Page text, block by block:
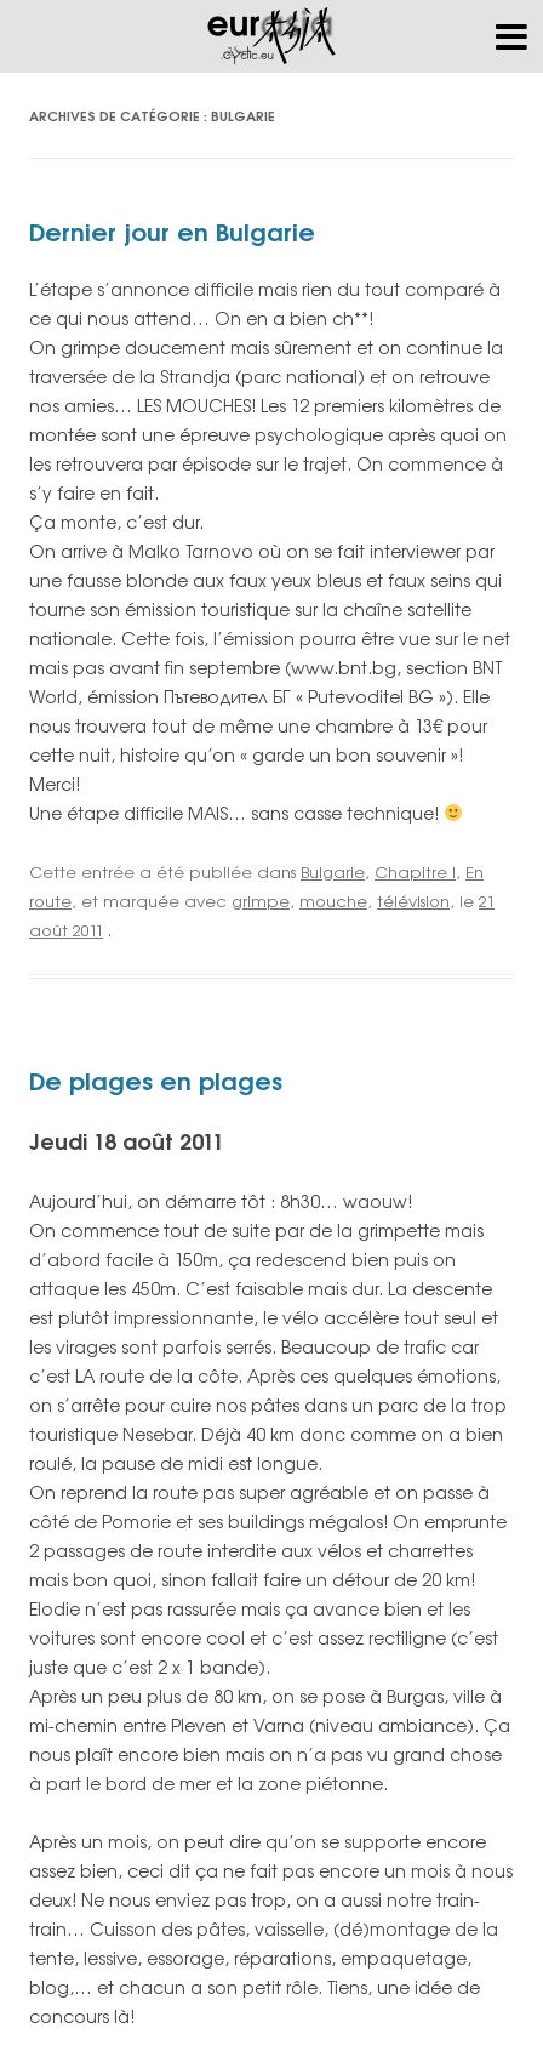
ARCHIVES DE CATÉGORIE : BULGARIE
Dernier jour en Bulgarie
L’étape s’annonce difficile mais rien du tout comparé à
ce qui nous attend… On en a bien ch**!
On grimpe doucement mais sûrement et on continue la
traversée de la Strandja (parc national) et on retrouve
nos amies… LES MOUCHES! Les 12 premiers kilomètres de
montée sont une épreuve psychologique après quoi on
les retrouvera par épisode sur le trajet. On commence à
s’y faire en fait.
Ça monte, c’est dur.
On arrive à Malko Tarnovo où on se fait interviewer par
une fausse blonde aux faux yeux bleus et faux seins qui
tourne son émission touristique sur la chaîne satellite
nationale. Cette fois, l’émission pourra être vue sur le net
mais pas avant fin septembre (www.bnt.bg, section BNT
World, émission Пътеводител БГ « Putevoditel BG »). Elle
nous trouvera tout de même une chambre à 13€ pour
cette nuit, histoire qu’on « garde un bon souvenir »!
Merci!
Une étape difficile MAIS… sans casse technique!
Cette entrée a été publiée dans Bulgarie, Chapitre I, En
route, et marquée avec grimpe, mouche, télévision, le 21
août 2011 .
De plages en plages
Jeudi 18 août 2011
Aujourd’hui, on démarre tôt : 8h30… waouw!
On commence tout de suite par de la grimpette mais
d’abord facile à 150m, ça redescend bien puis on
attaque les 450m. C’est faisable mais dur. La descente
est plutôt impressionnante, le vélo accélère tout seul et
les virages sont parfois serrés. Beaucoup de trafic car
c’est LA route de la côte. Après ces quelques émotions,
on s’arrête pour cuire nos pâtes dans un parc de la trop
touristique Nesebar. Déjà 40 km donc comme on a bien
roulé, la pause de midi est longue.
On reprend la route pas super agréable et on passe à
côté de Pomorie et ses buildings mégalos! On emprunte
2 passages de route interdite aux vélos et charrettes
mais bon quoi, sinon fallait faire un détour de 20 km!
Elodie n’est pas rassurée mais ça avance bien et les
voitures sont encore cool et c’est assez rectiligne (c’est
juste que c’est 2 x 1 bande).
Après un peu plus de 80 km, on se pose à Burgas, ville à
mi-chemin entre Pleven et Varna (niveau ambiance). Ça
nous plaît encore bien mais on n’a pas vu grand chose
à part le bord de mer et la zone piétonne.
Après un mois, on peut dire qu’on se supporte encore
assez bien, ceci dit ça ne fait pas encore un mois à nous
deux! Ne nous enviez pas trop, on a aussi notre train-
train… Cuisson des pâtes, vaisselle, (dé)montage de la
tente, lessive, essorage, réparations, empaquetage,
blog,… et chacun a son petit rôle. Tiens, une idée de
concours là!